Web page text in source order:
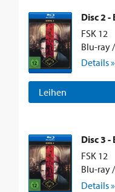
Disc 2 -
FSK 12
Blu-ray
Details »
Leihen
Disc 3 -
FSK 12
Blu-ray
Details »